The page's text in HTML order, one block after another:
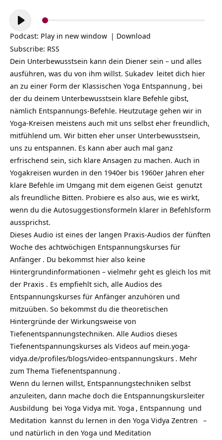
Audio-
Player
Podcast: Play in new window | Download
Subscribe: RSS
Dein Unterbewusstsein kann dein Diener sein – und alles
ausführen, was du von ihm willst. Sukadev leitet dich hier
an zu einer Form der Klassischen Yoga Entspannung , bei
der du deinem Unterbewusstsein klare Befehle gibst,
nämlich Entspannungs-Befehle. Heutzutage gehen wir in
Yoga-Kreisen meistens auch mit uns selbst eher freundlich,
mitfühlend um. Wir bitten eher unser Unterbewusstsein,
uns zu entspannen. Es kann aber auch mal ganz
erfrischend sein, sich klare Ansagen zu machen. Auch in
Yogakreisen wurden in den 1940er bis 1960er Jahren eher
klare Befehle im Umgang mit dem eigenen Geist genutzt
als freundliche Bitten. Probiere es also aus, wie es wirkt,
wenn du die Autosuggestionsformeln klarer in Befehlsform
aussprichst.
Dieses Audio ist eines der langen Praxis-Audios der fünften
Woche des achtwöchigen Entspannungskurses für
Anfänger . Du bekommst hier also keine
Hintergrundinformationen – vielmehr geht es gleich los mit
der Praxis . Es empfiehlt sich, alle Audios des
Entspannungskurses für Anfänger anzuhören und
mitzuüben. So bekommst du die theoretischen
Hintergründe der Wirkungsweise von
Tiefenentspannungstechniken. Alle Audios dieses
Tiefenentspannungskurses als Videos auf mein.yoga-
vidya.de/profiles/blogs/video-entspannungskurs . Mehr
zum Thema Tiefenentspannung .
Wenn du lernen willst, Entspannungstechniken selbst
anzuleiten, dann mache doch die Entspannungskursleiter
Ausbildung bei Yoga Vidya mit. Yoga , Entspannung und
Meditation kannst du lernen in den Yoga Vidya Zentren –
und natürlich in den Yoga und Meditation